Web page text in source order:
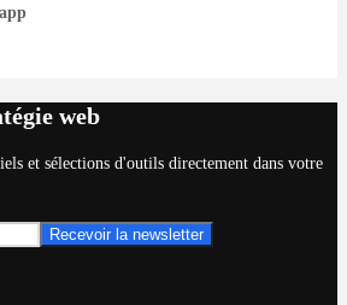
app
web
et sélections d'outils directement dans votre